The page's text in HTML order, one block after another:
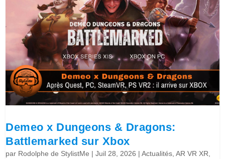
Demeo x Dungeons & Dragons:
Battlemarked sur Xbox
par Rodolphe de StylistMe |Juil 28, 2026 |Actualités ,AR VR XR